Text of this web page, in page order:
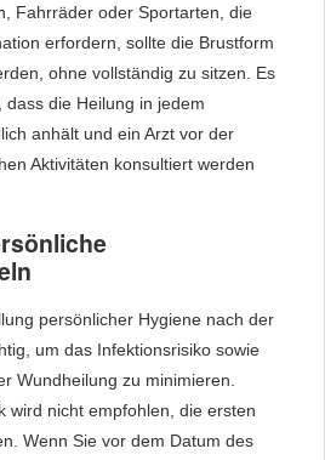
Fahrräder oder Sportarten, die
erfordern, sollte die Brustform
ohne vollständig zu sitzen. Es
die Heilung in jedem
anhält und ein Arzt vor der
Aktivitäten konsultiert werden
persönlicher Hygiene nach der
um das Infektionsrisiko sowie
Wundheilung zu minimieren.
wird nicht empfohlen, die ersten
Wenn Sie vor dem Datum des